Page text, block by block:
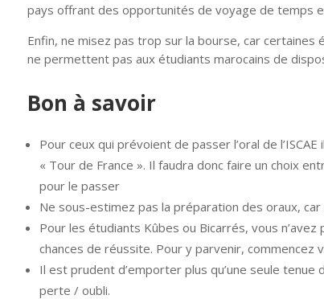
pays offrant des opportunités de voyage de temps
Enfin, ne misez pas trop sur la bourse, car certaines
ne permettent pas aux étudiants marocains de
Bon à savoir
Pour ceux qui prévoient de passer l’oral de
« Tour de France ». Il faudra donc faire un choix
pour le passer
Ne sous-estimez pas la préparation des oraux,
Pour les étudiants Kûbes ou Bicarrés, vous
chances de réussite. Pour y parvenir, commencez
Il est prudent d’emporter plus qu’une seule tenue
perte / oubli.